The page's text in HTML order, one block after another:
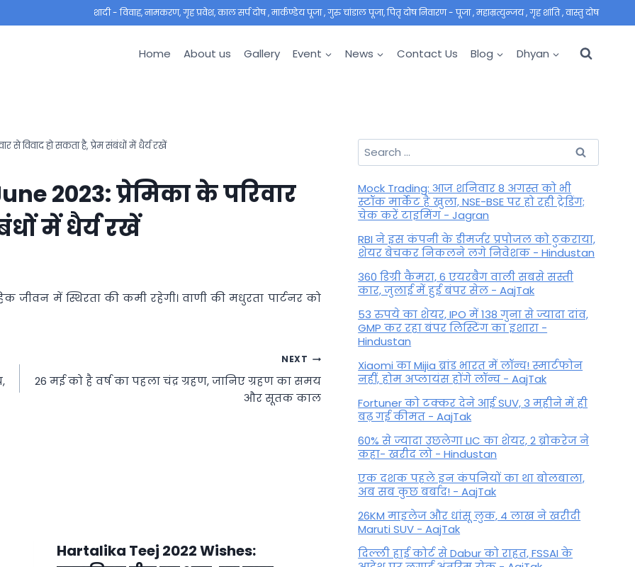
शादी - विवाह, नामकरण, गृह प्रवेश, काल सर्प दोष , मार्कण्डेय पूजा , गुरु चांडाल पूजा, पितृ दोष निवारण - पूजा , महाम्रत्युन्जय , गृह शांति , वास्तु दोष
Home About us Gallery Event News Contact Us Blog Dhyan
से विवाद हो सकता है, प्रेम संबंधों में धैर्य रखें
2023: प्रेमिका के परिवार
में धैर्य रखें
जीवन में स्थिरता की कमी रहेगी। वाणी की मधुरता पार्टनर को
NEXT
26 मई को है वर्ष का पहला चंद्र ग्रहण, जानिए ग्रहण का समय
और सूतक काल
Hartalika Teej 2022 Wishes:
12 महीनों बाद बुध मंगल के घर में
Search
for:
Mock Trading: आज शनिवार 8 अगस्त को भी
स्टॉक मार्केट है खुला, NSE-BSE पर हो रही ट्रेडिंग;
चेक करें टाइमिंग - Jagran
RBI ने इस कंपनी के डीमर्जर प्रपोजल को ठुकराया,
शेयर बेचकर निकलने लगे निवेशक - Hindustan
360 डिग्री कैमरा, 6 एयरबैग वाली सबसे सस्ती
कार, जुलाई में हुई बंपर सेल - AajTak
53 रुपये का शेयर, IPO में 138 गुना से ज्यादा दांव,
GMP कर रहा बंपर लिस्टिंग का इशारा -
Hindustan
Xiaomi का Mijia ब्रांड भारत में लॉन्च! स्मार्टफोन
नहीं, होम अप्लायंस होंगे लॉन्च - AajTak
Fortuner को टक्कर देने आई SUV, 3 महीने में ही
बढ़ गई कीमत - AajTak
60% से ज्यादा उछलेगा LIC का शेयर, 2 ब्रोकरेज ने
कहा- खरीद लो - Hindustan
एक दशक पहले इन कंपनियों का था बोलबाला,
अब सब कुछ बर्बाद! - AajTak
26KM माइलेज और धांसू लुक, 4 लाख ने खरीदी
Maruti SUV - AajTak
दिल्ली हाई कोर्ट से Dabur को राहत, FSSAI के